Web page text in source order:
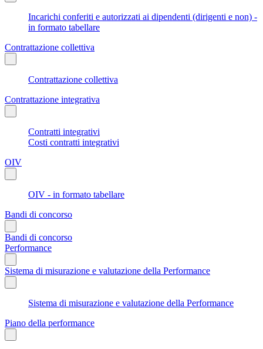
Incarichi conferiti e autorizzati ai dipendenti (dirigenti e non) -
in formato tabellare
Contrattazione collettiva
Contrattazione collettiva
Contrattazione integrativa
Contratti integrativi
Costi contratti integrativi
OIV
OIV - in formato tabellare
Bandi di concorso
Bandi di concorso
Performance
Sistema di misurazione e valutazione della Performance
Sistema di misurazione e valutazione della Performance
Piano della performance